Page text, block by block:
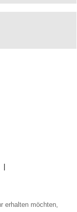
erhalten möchten,